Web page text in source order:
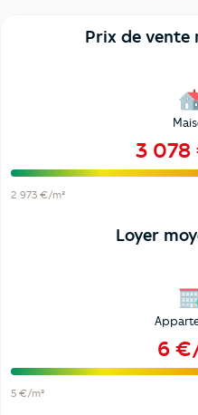
Prix de vente
3 078
2 973 €/m²
Loyer
6
5 €/m²